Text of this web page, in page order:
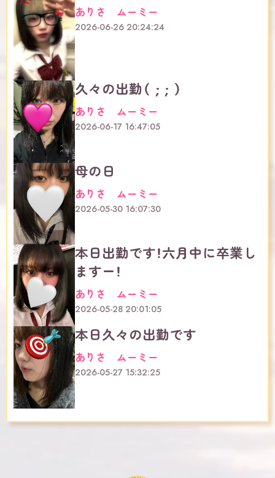
ありさ ムーミー
2026-06-26 20:24:24
久々の出勤（ ; ; ）
ありさ ムーミー
2026-06-17 16:47:05
母の日
ありさ ムーミー
2026-05-30 16:07:30
本日出勤です！六月中に卒業し
ますー！
ありさ ムーミー
2026-05-28 20:01:05
本日久々の出勤です
ありさ ムーミー
2026-05-27 15:32:25